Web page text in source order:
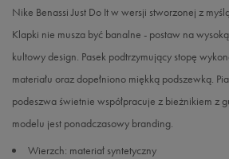
42 27 cm
Nike Benassi Just Do It w wersji stworzonej z
Klapki nie musza być banalne - postaw na
kultowy design. Pasek podtrzymujący stopę
materiału oraz dopełniono miękką podszewką.
podeszwa świetnie współpracuje z bieżnikiem z
modelu jest ponadczasowy branding.
Wierzch: materiał syntetyczny